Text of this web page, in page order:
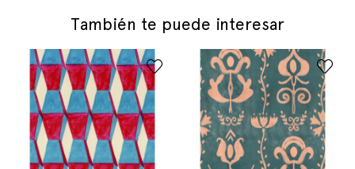
También te puede interesar